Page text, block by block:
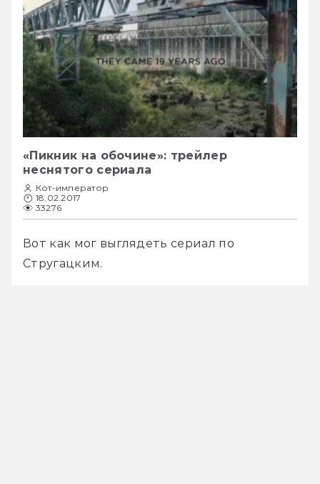
«Пикник на обочине»: трейлер
неснятого сериала
Кот-император
18.02.2017
33276
Вот как мог выглядеть сериал по
Стругацким.